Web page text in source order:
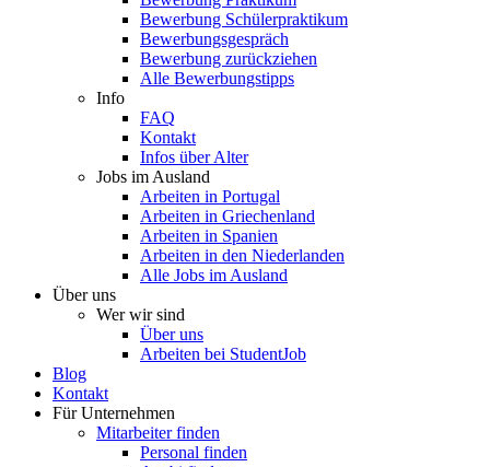
Bewerbung Schülerpraktikum
Bewerbungsgespräch
Bewerbung zurückziehen
Alle Bewerbungstipps
Info
FAQ
Kontakt
Infos über Alter
Jobs im Ausland
Arbeiten in Portugal
Arbeiten in Griechenland
Arbeiten in Spanien
Arbeiten in den Niederlanden
Alle Jobs im Ausland
Über uns
Wer wir sind
Über uns
Arbeiten bei StudentJob
Blog
Kontakt
Für Unternehmen
Mitarbeiter finden
Personal finden